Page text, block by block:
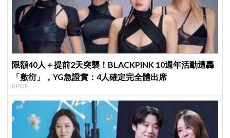
限額40人＋提前2天突襲！BLACKPINK 10週年活動遭轟
「敷衍」，YG急證實：4人確定完全體出席
KPOP